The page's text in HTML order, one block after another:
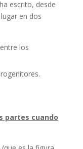
escrito, desde
en dos
los
partes cuando